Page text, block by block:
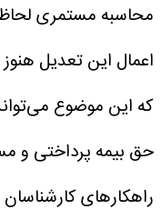
محاسبه مستمری لحاظ
اعمال این تعدیل
که این موضوع
حق بیمه پرداختی و
راهکارهای